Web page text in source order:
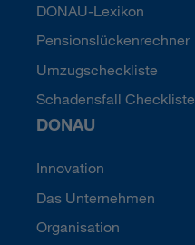
DONAU-Lexikon
Pensionslückenrechner
Umzugscheckliste
Schadensfall Checkliste
DONAU
Innovation
Das Unternehmen
Organisation